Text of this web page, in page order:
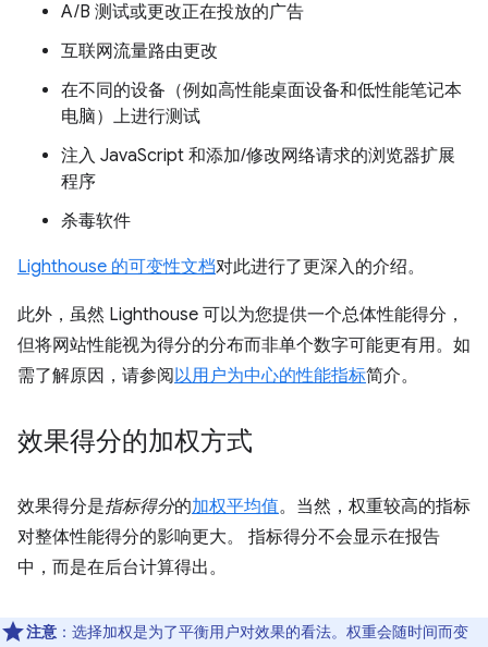
A/B 测试或更改正在投放的广告
互联网流量路由更改
在不同的设备（例如高性能桌面设备和低性能笔记本
电脑）上进行测试
注入 JavaScript 和添加/修改网络请求的浏览器扩展
程序
杀毒软件
Lighthouse 的可变性文档对此进行了更深入的介绍。
此外，虽然 Lighthouse 可以为您提供一个总体性能得分，
但将网站性能视为得分的分布而非单个数字可能更有用。如
需了解原因，请参阅以用户为中心的性能指标简介。
效果得分的加权方式
效果得分是指标得分的加权平均值。当然，权重较高的指标
对整体性能得分的影响更大。 指标得分不会显示在报告
中，而是在后台计算得出。
注意 ：选择加权是为了平衡用户对效果的看法。权重会随时间而变